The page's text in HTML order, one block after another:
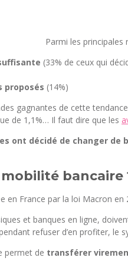
Parmi les
(33% de ceux qui
proposés (14%)
gagnantes de cette
de 1,1%… Il faut dire que les
ont décidé de changer
mobilité bancaire
en France par la loi Macron en
et banques en ligne,
refuser d’en profiter, le
permet de transférer